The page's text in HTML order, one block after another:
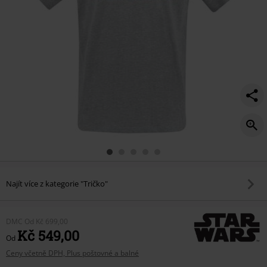
Najít více z kategorie "Tričko"
DMC Od Kč 699,00
Od Kč 549,00
Ceny včetně DPH, Plus poštovné a balné